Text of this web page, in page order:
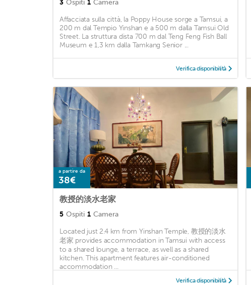
3 Ospiti 1 Camera
Affacciata sulla città, la Poppy House sorge a Tamsui, a
200 m dal Tempio Yinshan e a 500 m dalla Tamsui Old
Street. La struttura dista 700 m dal Teng Feng Fish Ball
Museum e 1,3 km dalla Tamkang Senior ...
Verifica disponibilità
a partire da
38€
教授的淡水老家
5 Ospiti 1 Camera
Located just 2.4 km from Yinshan Temple, 教授的淡水
老家 provides accommodation in Tamsui with access
to a shared lounge, a terrace, as well as a shared
kitchen. This apartment features air-conditioned
accommodation ...
Verifica disponibilità